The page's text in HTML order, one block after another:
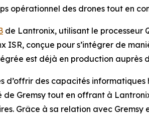
des drones tout en
de Lantronix, utilisant le
ISR, conçue pour s’intégrer de
est déjà en production auprès
des capacités
Gremsy tout en offrant à
Grâce à sa relation avec